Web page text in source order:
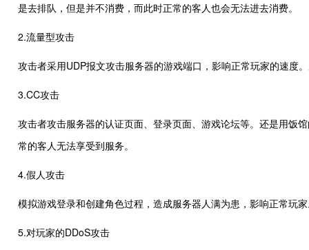
是去排队，但是并不消费，而此时正常的客人也会无法进去消费。
2.流量型攻击
攻击者采用UDP报文攻击服务器的游戏端口，影响正常玩家的速度
3.CC攻击
攻击者攻击服务器的认证页面、登录页面、游戏论坛等。还是用饭
常的客人无法享受到服务。
4.假人攻击
模拟游戏登录和创建角色过程，造成服务器人满为患，影响正常玩
5.对玩家的DDoS攻击